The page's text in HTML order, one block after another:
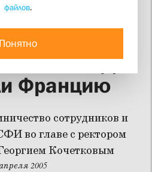
и
СФИ по
РСХД
Францию
сотрудников и
во главе с ректором
Кочетковым
2005
файлов.
Понятно